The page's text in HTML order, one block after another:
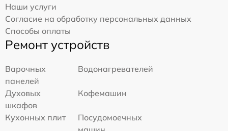
Наши услуги
Согласие на обработку персональных данных
Способы оплаты
Ремонт устройств
Варочных
панелей
Водонагревателей
Духовых
шкафов
Кофемашин
Кухонных плит
Посудомоечных